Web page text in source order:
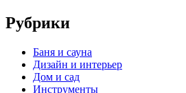
Рубрики
Баня и сауна
Дизайн и интерьер
Дом и сад
Инструменты